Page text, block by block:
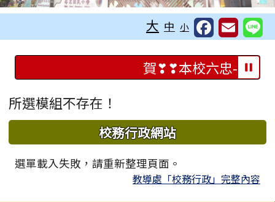
大 中 小
上中區域內容 賀❣❣本校六忠-林O良
主內容區域
所選模組不存在！
下中區域內容校務行政網站
選單載入失敗，請重新整理頁面。
教導處「校務行政」完整內容